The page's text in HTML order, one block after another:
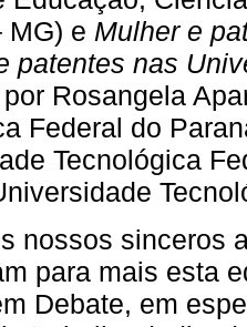
MG) e Mulher e
patentes nas
Rosangela
Federal do
Tecnológica
nossos sinceros
para mais esta
Debate, em